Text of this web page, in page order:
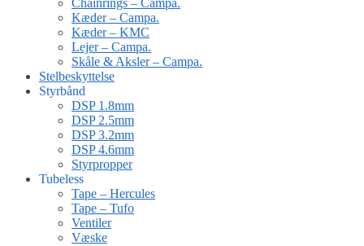
Chainrings – Campa.
Kæder – Campa.
Kæder – KMC
Lejer – Campa.
Skåle & Aksler – Campa.
Stelbeskyttelse
Styrbånd
DSP 1.8mm
DSP 2.5mm
DSP 3.2mm
DSP 4.6mm
Styrpropper
Tubeless
Tape – Hercules
Tape – Tufo
Ventiler
Væske